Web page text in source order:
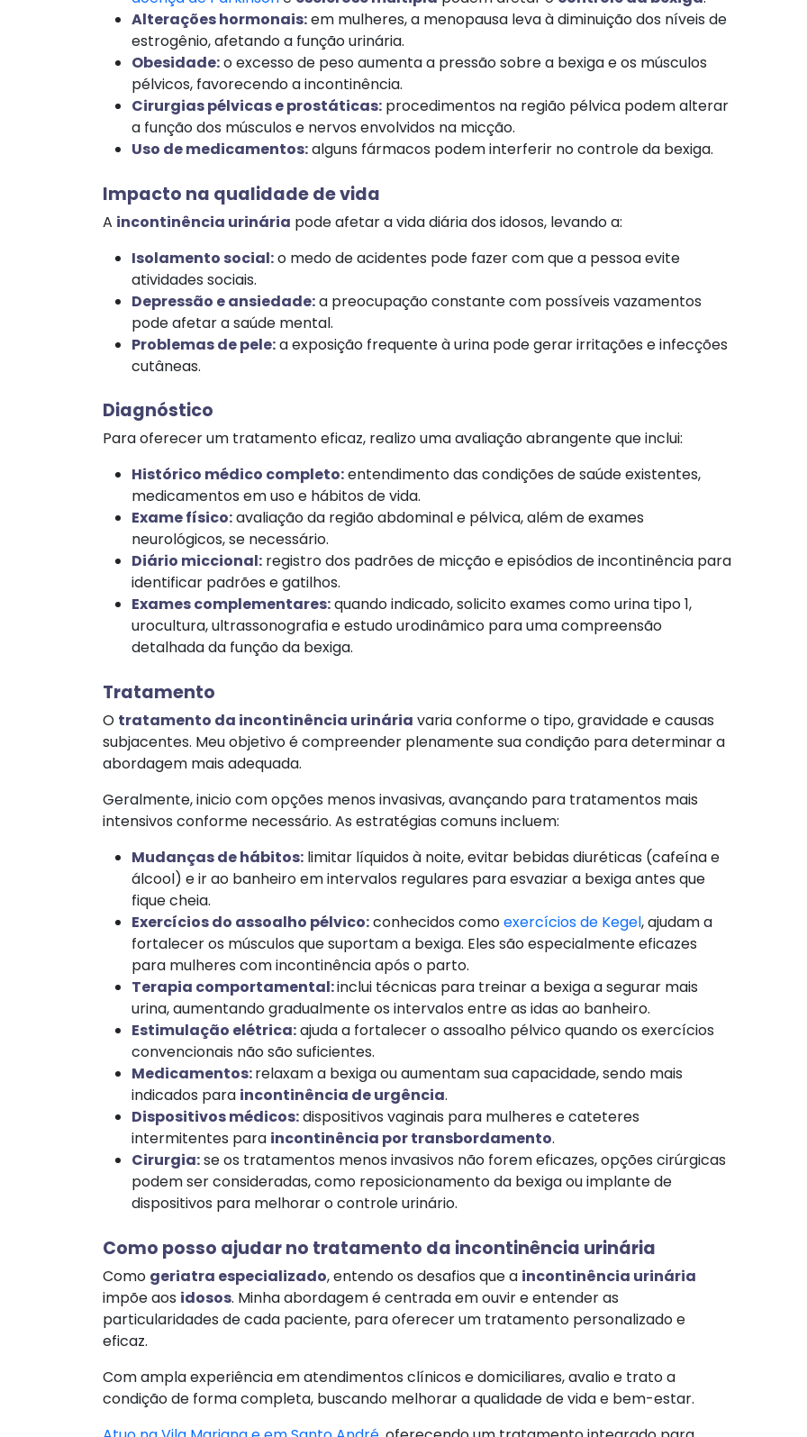
Alterações hormonais:em mulheres, a menopausa leva à diminuição dos níveis de
estrogênio, afetando a função urinária.​
Obesidade:o excesso de peso aumenta a pressão sobre a bexiga e os músculos
pélvicos, favorecendo a incontinência.​
Cirurgias pélvicas e prostáticas: procedimentos na região pélvica podem alterar
a função dos músculos e nervos envolvidos na micção.​
Uso de medicamentos:alguns fármacos podem interferir no controle da bexiga.​
Impacto na qualidade de vida
A incontinência urinária pode afetar a vida diária dos idosos, levando a:
Isolamento social:o medo de acidentes pode fazer com que a pessoa evite
atividades sociais.​
Depressão e ansiedade:a preocupação constante com possíveis vazamentos
pode afetar a saúde mental.​
Problemas de pele:a exposição frequente à urina pode gerar irritações e infecções
cutâneas.​
Diagnóstico
Para oferecer um tratamento eficaz, realizo uma avaliação abrangente que inclui:
Histórico médico completo:entendimento das condições de saúde existentes,
medicamentos em uso e hábitos de vida.​
Exame físico:avaliação da região abdominal e pélvica, além de exames
neurológicos, se necessário.​
Diário miccional: registro dos padrões de micção e episódios de incontinência para
identificar padrões e gatilhos.​
Exames complementares:quando indicado, solicito exames como urina tipo 1,
urocultura, ultrassonografia e estudo urodinâmico para uma compreensão
detalhada da função da bexiga.
Tratamento
O tratamento da incontinência urinária varia conforme o tipo, gravidade e causas
subjacentes. Meu objetivo é compreender plenamente sua condição para determinar a
abordagem mais adequada.
Geralmente, inicio com opções menos invasivas, avançando para tratamentos mais
intensivos conforme necessário. As estratégias comuns incluem:​
Mudanças de hábitos: limitar líquidos à noite, evitar bebidas diuréticas (cafeína e
álcool) e ir ao banheiro em intervalos regulares para esvaziar a bexiga antes que
fique cheia.
Exercícios do assoalho pélvico:conhecidos comoexercícios de Kegel, ajudam a
fortalecer os músculos que suportam a bexiga. Eles são especialmente eficazes
para mulheres com incontinência após o parto.
Terapia comportamental:inclui técnicas para treinar a bexiga a segurar mais
urina, aumentando gradualmente os intervalos entre as idas ao banheiro.
Estimulação elétrica:ajuda a fortalecer o assoalho pélvico quando os exercícios
convencionais não são suficientes.
Medicamentos:relaxam a bexiga ou aumentam sua capacidade, sendo mais
indicados para incontinência de urgência.
Dispositivos médicos:dispositivos vaginais para mulheres e cateteres
intermitentes para incontinência por transbordamento.
Cirurgia:se os tratamentos menos invasivos não forem eficazes, opções cirúrgicas
podem ser consideradas, como reposicionamento da bexiga ou implante de
dispositivos para melhorar o controle urinário.
Como posso ajudar no tratamento da incontinência urinária
Como geriatra especializado, entendo os desafios que a incontinência urinária
impõe aos idosos. Minha abordagem é centrada em ouvir e entender as
particularidades de cada paciente, para oferecer um tratamento personalizado e
eficaz.
Com ampla experiência em atendimentos clínicos e domiciliares, avalio e trato a
condição de forma completa, buscando melhorar a qualidade de vida e bem-estar.